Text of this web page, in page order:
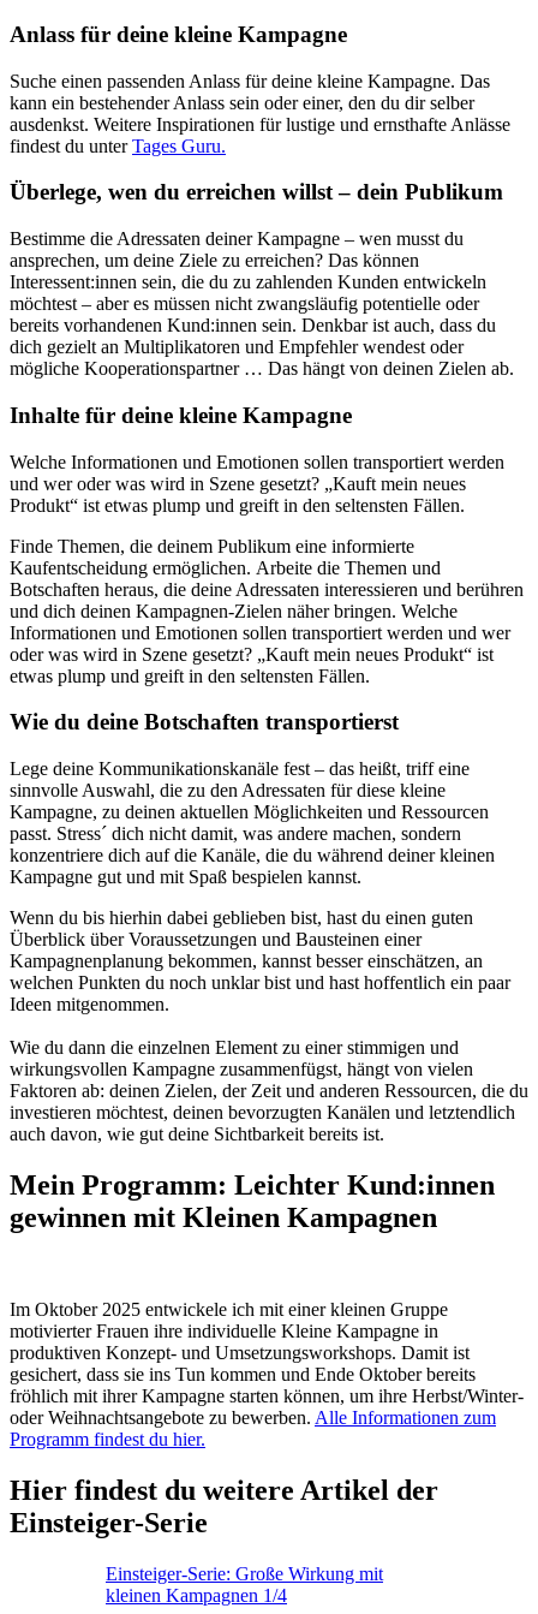
Anlass für deine kleine Kampagne
Suche einen passenden Anlass für deine kleine Kampagne. Das
kann ein bestehender Anlass sein oder einer, den du dir selber
ausdenkst. Weitere Inspirationen für lustige und ernsthafte Anlässe
findest du unterTages Guru.
Überlege, wen du erreichen willst – dein Publikum
Bestimme die Adressaten deiner Kampagne – wen musst du
ansprechen, um deine Ziele zu erreichen? Das können
Interessent:innen sein, die du zu zahlenden Kunden entwickeln
möchtest – aber es müssen nicht zwangsläufig potentielle oder
bereits vorhandenen Kund:innen sein. Denkbar ist auch, dass du
dich gezielt an Multiplikatoren und Empfehler wendest oder
mögliche Kooperationspartner … Das hängt von deinen Zielen ab.
Inhalte für deine kleine Kampagne
Welche Informationen und Emotionen sollen transportiert werden
und wer oder was wird in Szene gesetzt? „Kauft mein neues
Produkt“ ist etwas plump und greift in den seltensten Fällen.
Finde Themen, die deinem Publikum eine informierte
Kaufentscheidung ermöglichen. Arbeite die Themen und
Botschaften heraus, die deine Adressaten interessieren und berühren
und dich deinen Kampagnen-Zielen näher bringen. Welche
Informationen und Emotionen sollen transportiert werden und wer
oder was wird in Szene gesetzt? „Kauft mein neues Produkt“ ist
etwas plump und greift in den seltensten Fällen.
Wie du deine Botschaften transportierst
Lege deine Kommunikationskanäle fest – das heißt, triff eine
sinnvolle Auswahl, die zu den Adressaten für diese kleine
Kampagne, zu deinen aktuellen Möglichkeiten und Ressourcen
passt. Stress´ dich nicht damit, was andere machen, sondern
konzentriere dich auf die Kanäle, die du während deiner kleinen
Kampagne gut und mit Spaß bespielen kannst.
Wenn du bis hierhin dabei geblieben bist, hast du einen guten
Überblick über Voraussetzungen und Bausteinen einer
Kampagnenplanung bekommen, kannst besser einschätzen, an
welchen Punkten du noch unklar bist und hast hoffentlich ein paar
Ideen mitgenommen.
Wie du dann die einzelnen Element zu einer stimmigen und
wirkungsvollen Kampagne zusammenfügst, hängt von vielen
Faktoren ab: deinen Zielen, der Zeit und anderen Ressourcen, die du
investieren möchtest, deinen bevorzugten Kanälen und letztendlich
auch davon, wie gut deine Sichtbarkeit bereits ist.
Mein Programm: Leichter Kund:innen
gewinnen mit Kleinen Kampagnen
Im Oktober 2025 entwickele ich mit einer kleinen Gruppe
motivierter Frauen ihre individuelle Kleine Kampagne in
produktiven Konzept- und Umsetzungsworkshops. Damit ist
gesichert, dass sie ins Tun kommen und Ende Oktober bereits
fröhlich mit ihrer Kampagne starten können, um ihre Herbst/Winter-
oder Weihnachtsangebote zu bewerben. Alle Informationen zum
Programm findest du hier.
Hier findest du weitere Artikel der
Einsteiger-Serie
Einsteiger-Serie: Große Wirkung mit
kleinen Kampagnen 1/4